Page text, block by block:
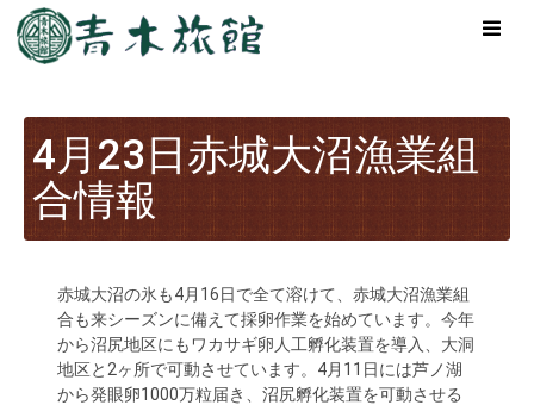
4月23日赤城大沼漁業組
合情報
赤城大沼の氷も4月16日で全て溶けて、赤城大沼漁業組
合も来シーズンに備えて採卵作業を始めています。今年
から沼尻地区にもワカサギ卵人工孵化装置を導入、大洞
地区と2ヶ所で可動させています。4月11日には芦ノ湖
から発眼卵1000万粒届き、沼尻孵化装置を可動させる